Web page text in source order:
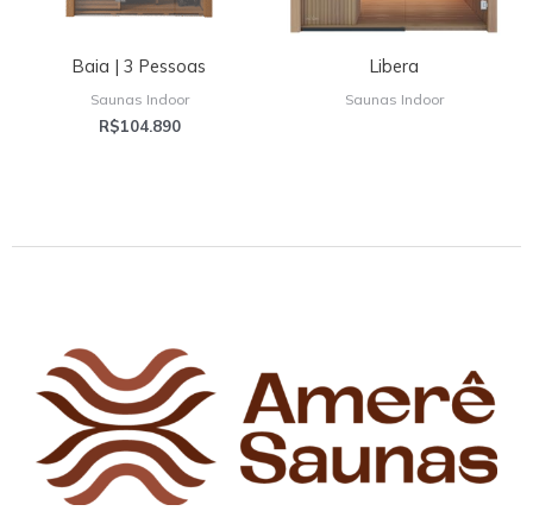
Baia | 3 Pessoas
Saunas Indoor
R$104.890
Libera
Saunas Indoor